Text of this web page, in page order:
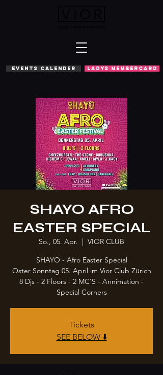
EVENTS CALENDER LADYS MEMBERCARD
SHAYO AFRO
EASTER SPECIAL
So., 05. Apr.
  |
VIOR CLUB
SHAYO - Afro Easter Special
Oster Sonntag 05. April im Vior Club Zürich
8 Djs - 2 Floors - 2 MC'S - Annimation -
Special Corners
Tickets
SEE BELOW ⬇️